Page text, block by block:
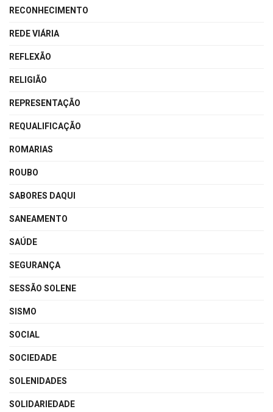
RECONHECIMENTO
REDE VIÁRIA
REFLEXÃO
RELIGIÃO
REPRESENTAÇÃO
REQUALIFICAÇÃO
ROMARIAS
ROUBO
SABORES DAQUI
SANEAMENTO
SAÚDE
SEGURANÇA
SESSÃO SOLENE
SISMO
SOCIAL
SOCIEDADE
SOLENIDADES
SOLIDARIEDADE